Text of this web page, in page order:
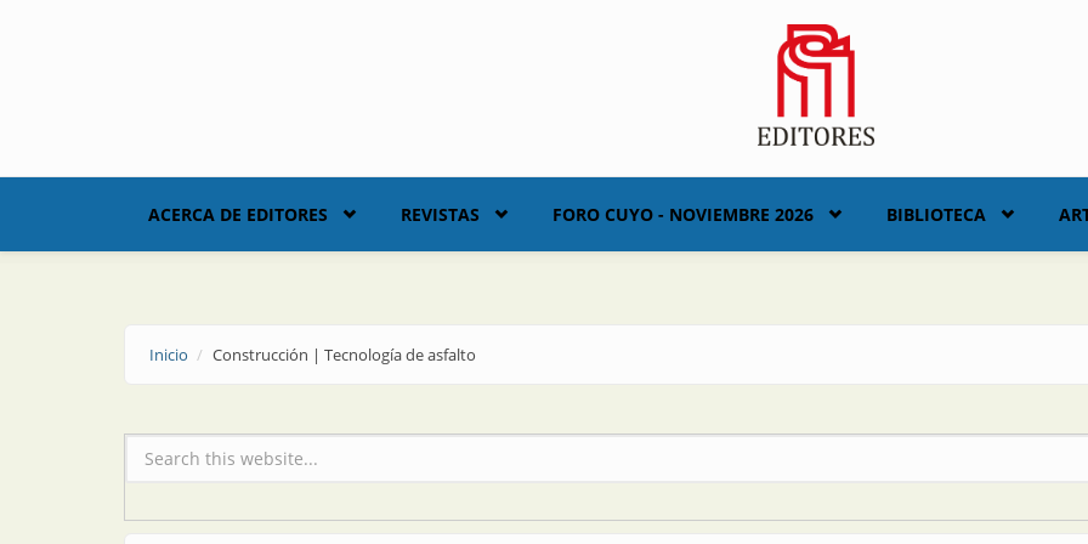
ACERCA DE EDITORES REVISTAS FORO CUYO - NOVIEMBRE 2026 BIBLIOTECA
Inicio Construcción | Tecnología de asfalto
Formulario de búsqueda